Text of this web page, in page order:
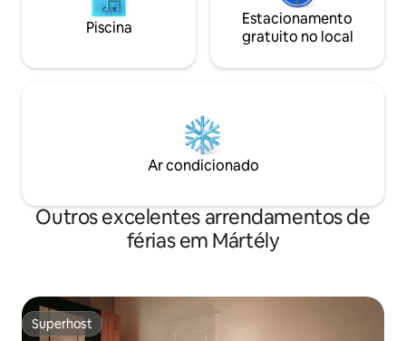
Piscina
Estacionamento
gratuito no local
Ar condicionado
Outros excelentes arrendamentos de
férias em Mártély
Superhost
Superhost